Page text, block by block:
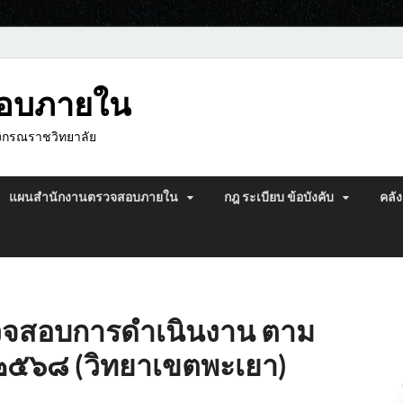
บภายใน
รณราชวิทยาลัย
แผนสำนักงานตรวจสอบภายใน กฎ ระเบียบ ข้อบังคับ คลั
สอบการดำเนินงาน ตาม
๖๘ (วิทยาเขตพะเยา)